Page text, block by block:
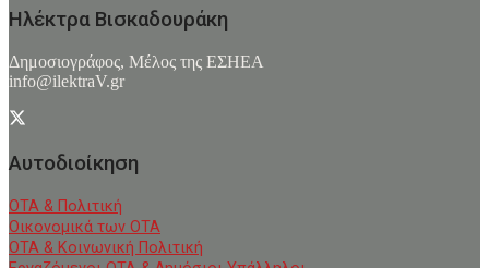
Ηλέκτρα Βισκαδουράκη
Δημοσιογράφος, Μέλος της ΕΣHΕΑ
info@ilektraV.gr
Αυτοδιοίκηση
ΟΤΑ & Πολιτική
Οικονομικά των ΟΤΑ
ΟΤΑ & Κοινωνική Πολιτική